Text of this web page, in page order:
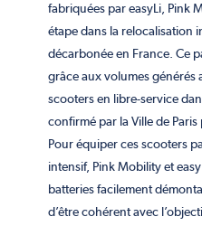
fabriquées par easyLi, Pink
étape dans la relocalisation
décarbonée en France. Ce
grâce aux volumes générés
scooters en libre-service
confirmé par la Ville de
Pour équiper ces scooters
intensif, Pink Mobility et
batteries facilement
d’être cohérent avec